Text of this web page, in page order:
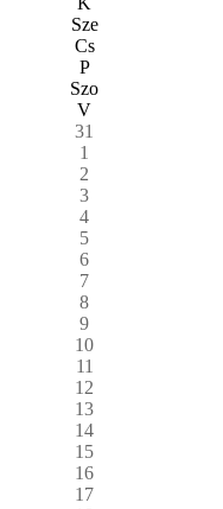
Sze
Cs
P
Szo
V
31
1
2
3
4
5
6
7
8
9
10
11
12
13
14
15
16
17